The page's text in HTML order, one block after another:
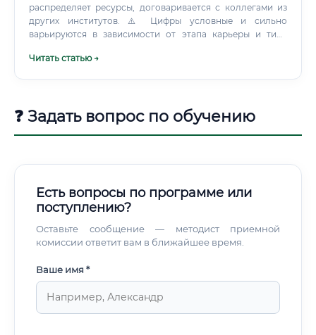
распределяет ресурсы, договаривается с коллегами из
других институтов. ⚠️ Цифры условные и сильно
варьируются в зависимости от этапа карьеры и типа
Биология — это не одна наука.
Читать статью →
❓ Задать вопрос по обучению
Есть вопросы по программе или
поступлению?
Оставьте сообщение — методист приемной
комиссии ответит вам в ближайшее время.
Ваше имя *